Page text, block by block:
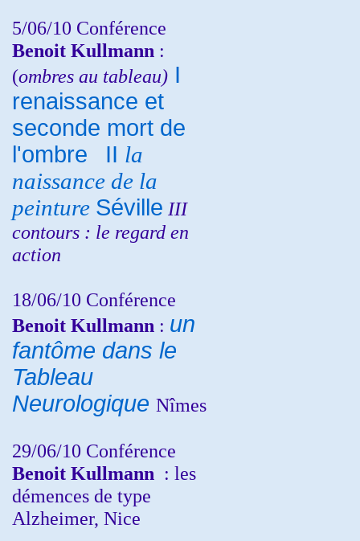
5/06/10 Conférence
Benoit Kullmann :
(ombres au tableau) I
renaissance et
seconde mort de
l'ombre
II la
naissance de la
peinture Séville III
contours : le regard en
action
18/06/10 Conférence
Benoit Kullmann : un
fantôme dans le
Tableau
Neurologique Nîmes
29/06/10 Conférence
Benoit Kullmann : les
démences de type
Alzheimer, Nice